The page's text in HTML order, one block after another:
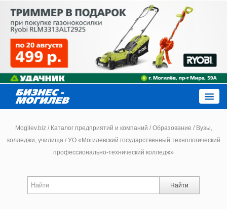
Новости компаний
Новости
Mogilev.biz / Каталог предприятий и компаний / Образование / Вузы,
колледжи, училища /УО «Могилевский государственный технологический
профессионально-технический колледж»
Найти